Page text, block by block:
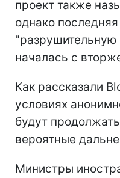
проект также
однако
"разрушительную
началась с
Как рассказали
условиях
будут
вероятные
Министры